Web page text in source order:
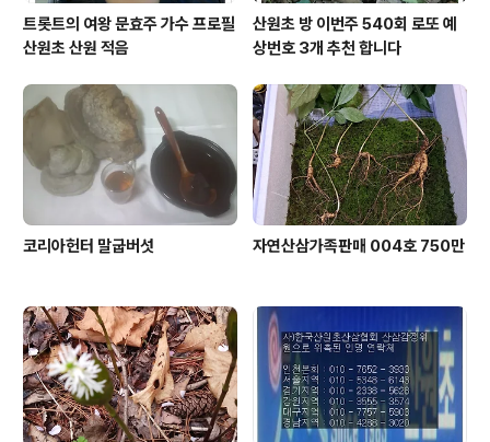
트롯트의 여왕 문효주 가수 프로필
산원초 산원 적음
산원초 방 이번주 540회 로또 예
상번호 3개 추천 합니다
코리아헌터 말굽버섯 자연산삼가족판매 004호 750만